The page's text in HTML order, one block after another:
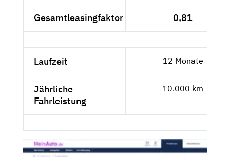
Gesamtleasingfaktor 0,81
Laufzeit 12 Monate
Jährliche
Fahrleistung
10.000 km